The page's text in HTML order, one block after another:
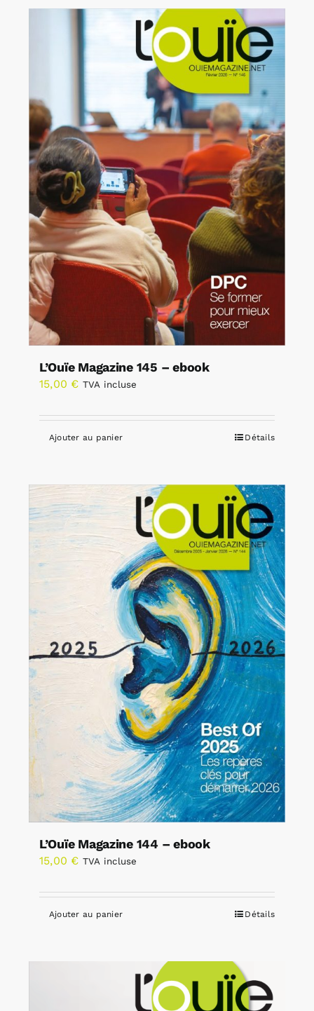
L’Ouïe Magazine 145 – ebook
15,00 € TVA incluse
Ajouter au panier Détails
L’Ouïe Magazine 144 – ebook
15,00 € TVA incluse
Ajouter au panier Détails